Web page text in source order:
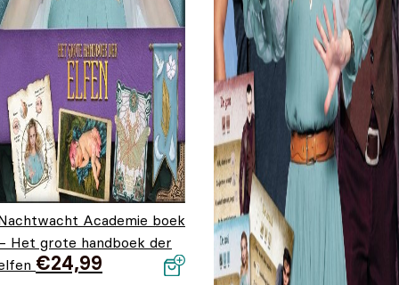
Academie boek
Het grote handboek der
€24,99